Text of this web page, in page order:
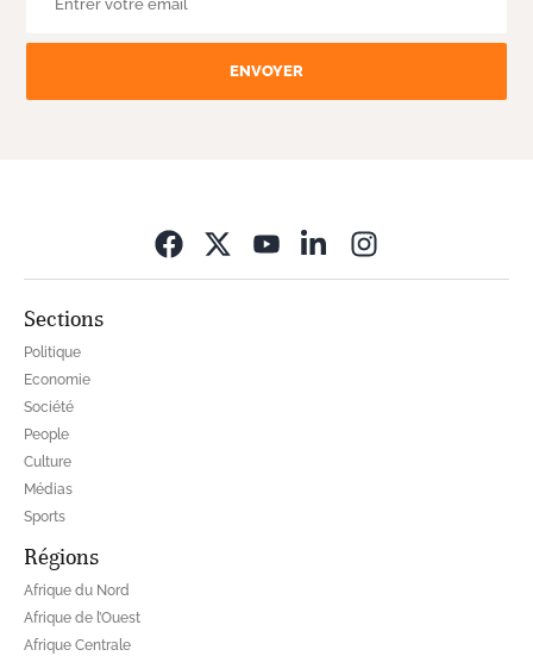
ENVOYER
Sections
Politique
Economie
Société
People
Culture
Médias
Sports
Régions
Afrique du Nord
Afrique de l’Ouest
Afrique Centrale